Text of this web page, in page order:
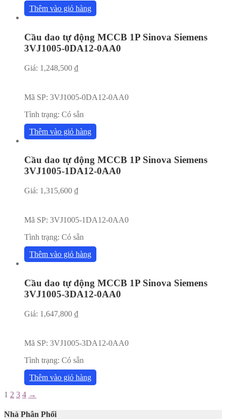
Thêm vào giỏ hàng
Cầu dao tự động MCCB 1P Sinova Siemens
3VJ1005-0DA12-0AA0
Giá: 1,248,500 ₫
Mã SP: 3VJ1005-0DA12-0AA0
Tình trạng: Có sẵn
Thêm vào giỏ hàng
Cầu dao tự động MCCB 1P Sinova Siemens
3VJ1005-1DA12-0AA0
Giá: 1,315,600 ₫
Mã SP: 3VJ1005-1DA12-0AA0
Tình trạng: Có sẵn
Thêm vào giỏ hàng
Cầu dao tự động MCCB 1P Sinova Siemens
3VJ1005-3DA12-0AA0
Giá: 1,647,800 ₫
Mã SP: 3VJ1005-3DA12-0AA0
Tình trạng: Có sẵn
Thêm vào giỏ hàng
1 2 3 4 →
Nhà Phân Phối